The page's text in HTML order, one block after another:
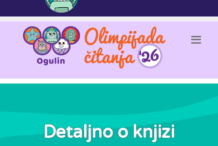
Detaljno o knjizi